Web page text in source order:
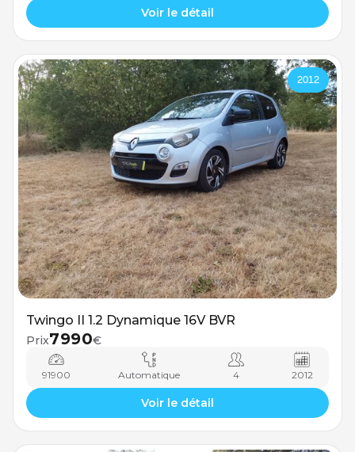
Voir le détail
2012
Twingo II 1.2 Dynamique 16V BVR
Prix7990€
91900 Automatique 4 2012
Voir le détail